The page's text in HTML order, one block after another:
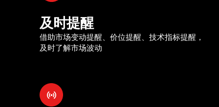
及时提醒
借助市场变动提醒、价位提醒、技术指标提醒，
及时了解市场波动